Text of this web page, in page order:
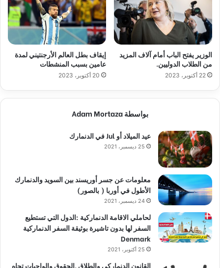
الوزير يفتح الباب أمام آلاف المزيد
من الطلاب الدوليين.
22 أكتوبر، 2023
إيقاف بطل العالم الأرجنتيني لمدة
عامين بسبب المنشطات
20 أكتوبر، 2023
بواسطة Adam Mortaza
عيد الميلاد أو Jul في الدنمارك
25 ديسمبر، 2021
معلومات عن جسر أوريسند بين السويد والدنمارك
الأطول في أوربا ( بالصور)
24 ديسمبر، 2021
لحاملي الاقامة الدنماركية :الدول التي تستطيع
السفر لها بدون تاشيرة بوثيقة السفر الدنماركية
Denmark
25 أكتوبر، 2021
القانون الدنماركي والطلاق ,الحقوق والواجبات تجاه